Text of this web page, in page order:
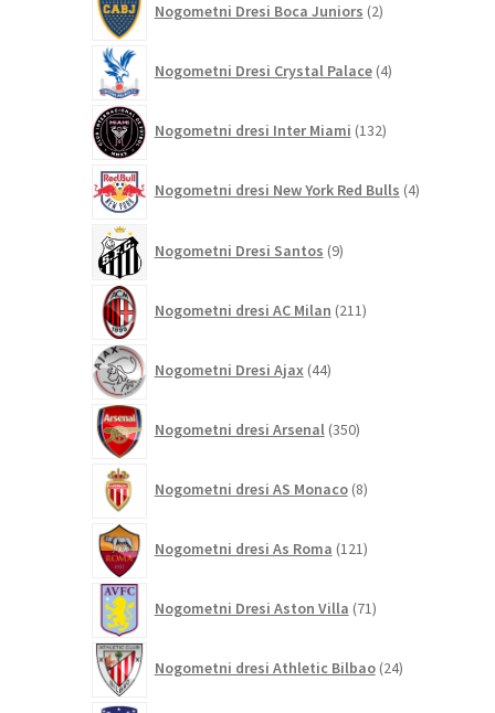
Nogometni Dresi Boca Juniors 2izdelka
Nogometni Dresi Crystal Palace 4izdelki
Nogometni dresi Inter Miami 132izdelkov
Nogometni dresi New York Red Bulls 4izdelki
Nogometni Dresi Santos 9izdelkov
Nogometni dresi AC Milan 211izdelkov
Nogometni Dresi Ajax 44izdelkov
Nogometni dresi Arsenal 350izdelkov
Nogometni dresi AS Monaco 8izdelkov
Nogometni dresi As Roma 121izdelkov
Nogometni Dresi Aston Villa 71izdelkov
Nogometni dresi Athletic Bilbao 24izdelkov